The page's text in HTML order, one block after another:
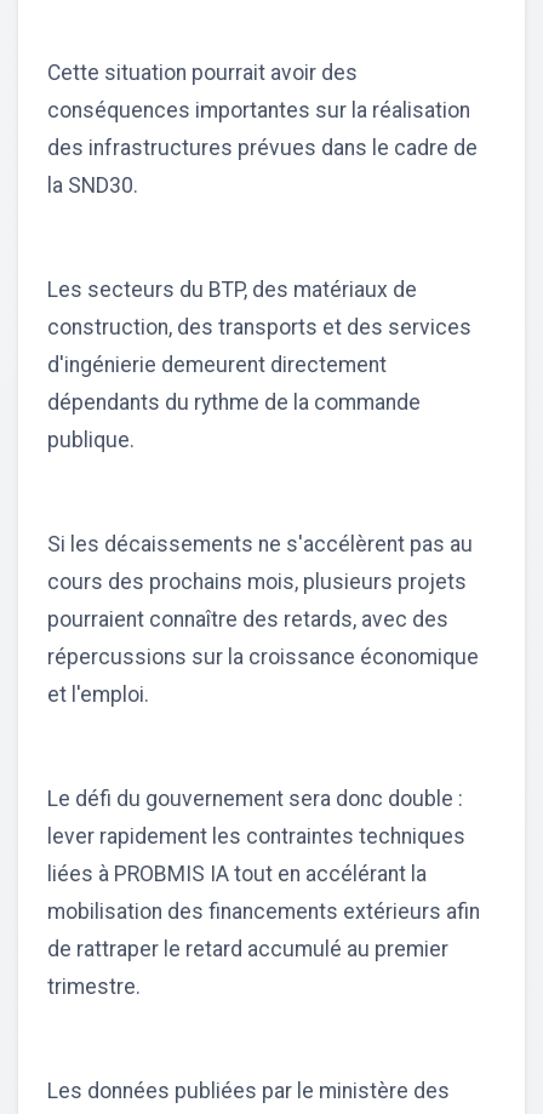
Cette situation pourrait avoir des
conséquences importantes sur la réalisation
des infrastructures prévues dans le cadre de
la SND30.
Les secteurs du BTP, des matériaux de
construction, des transports et des services
d'ingénierie demeurent directement
dépendants du rythme de la commande
publique.
Si les décaissements ne s'accélèrent pas au
cours des prochains mois, plusieurs projets
pourraient connaître des retards, avec des
répercussions sur la croissance économique
et l'emploi.
Le défi du gouvernement sera donc double :
lever rapidement les contraintes techniques
liées à PROBMIS IA tout en accélérant la
mobilisation des financements extérieurs afin
de rattraper le retard accumulé au premier
trimestre.
Les données publiées par le ministère des